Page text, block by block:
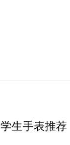
学生手表推